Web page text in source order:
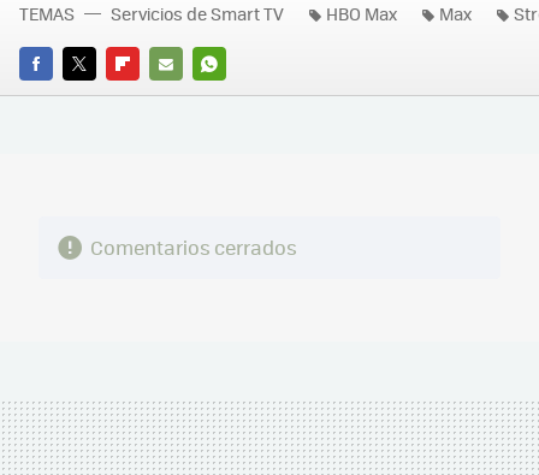
FACEBOOK
TWITTERFLIPBOARD
E-
WHATSAPP
TEMAS Servicios de Smart TV HBO Max Max
Comentarios cerrados